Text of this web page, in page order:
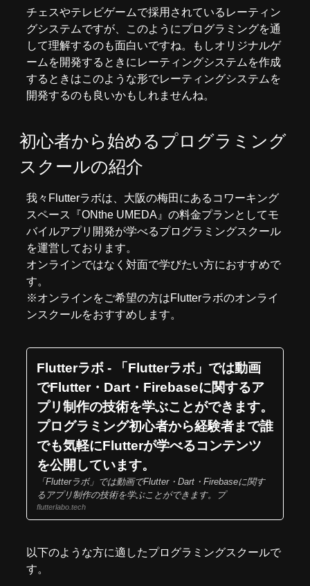
チェスやテレビゲームで採用されているレーティン
グシステムですが、このようにプログラミングを通
して理解するのも面白いですね。もしオリジナルゲ
ームを開発するときにレーティングシステムを作成
するときはこのような形でレーティングシステムを
開発するのも良いかもしれませんね。
初心者から始めるプログラミング
スクールの紹介
我々 Flutterラボは、大阪の梅田にあるコワーキング
スペース『ONthe UMEDA 』の料金プランとしてモ
バイルアプリ開発が学べるプログラミングスクール
を運営しております。
オンラインではなく対面で学びたい方におすすめで
す。
※オンラインをご希望の方はFlutterラボのオンライ
ンスクールをおすすめします。
Flutterラボ - 「Flutterラボ」では動画
でFlutter・Dart・Firebaseに関するア
プリ制作の技術を学ぶことができます。
プログラミング初心者から経験者まで誰
でも気軽にFlutterが学べるコンテンツ
を公開しています。
「Flutterラボ」では動画でFlutter・Dart・Firebaseに関す
るアプリ制作の技術を学ぶことができます。プ
flutterlabo.tech
以下のような方に適したプログラミングスクールで
す。